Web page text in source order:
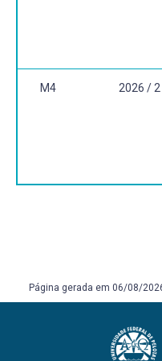
M4 2026 / 2
Página gerada em 06/08/